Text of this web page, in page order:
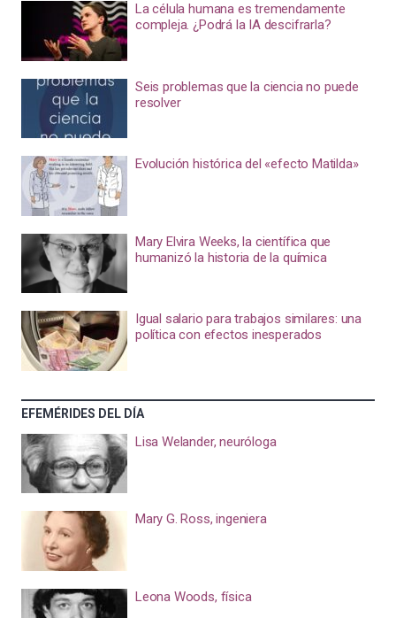
La célula humana es tremendamente
compleja. ¿Podrá la IA descifrarla?
Seis problemas que la ciencia no puede
resolver
Evolución histórica del «efecto Matilda»
Mary Elvira Weeks, la científica que
humanizó la historia de la química
Igual salario para trabajos similares: una
política con efectos inesperados
EFEMÉRIDES DEL DÍA
Lisa Welander, neuróloga
Mary G. Ross, ingeniera
Leona Woods, física